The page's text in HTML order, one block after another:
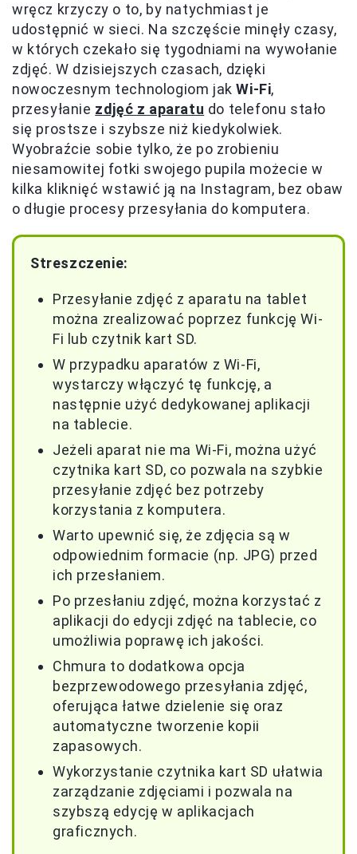
wręcz krzyczy o to, by natychmiast je
udostępnić w sieci. Na szczęście minęły czasy,
w których czekało się tygodniami na wywołanie
zdjęć. W dzisiejszych czasach, dzięki
nowoczesnym technologiom jakWi-Fi,
przesyłanie zdjęć z aparatu do telefonu stało
się prostsze i szybsze niż kiedykolwiek.
Wyobraźcie sobie tylko, że po zrobieniu
niesamowitej fotki swojego pupila możecie w
kilka kliknięć wstawić ją na Instagram, bez obaw
o długie procesy przesyłania do komputera.
Streszczenie:
Przesyłanie zdjęć z aparatu na tablet
można zrealizować poprzez funkcję Wi-
Fi lub czytnik kart SD.
W przypadku aparatów z Wi-Fi,
wystarczy włączyć tę funkcję, a
następnie użyć dedykowanej aplikacji
na tablecie.
Jeżeli aparat nie ma Wi-Fi, można użyć
czytnika kart SD, co pozwala na szybkie
przesyłanie zdjęć bez potrzeby
korzystania z komputera.
Warto upewnić się, że zdjęcia są w
odpowiednim formacie (np. JPG) przed
ich przesłaniem.
Po przesłaniu zdjęć, można korzystać z
aplikacji do edycji zdjęć na tablecie, co
umożliwia poprawę ich jakości.
Chmura to dodatkowa opcja
bezprzewodowego przesyłania zdjęć,
oferująca łatwe dzielenie się oraz
automatyczne tworzenie kopii
zapasowych.
Wykorzystanie czytnika kart SD ułatwia
zarządzanie zdjęciami i pozwala na
szybszą edycję w aplikacjach
graficznych.